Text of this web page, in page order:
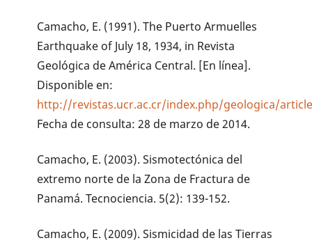
Camacho, E. (1991). The Puerto Armuelles
Earthquake of July 18, 1934, in Revista
Geológica de América Central. [En línea].
Disponible en:
http://revistas.ucr.ac.cr/index.php/geologica/
Fecha de consulta: 28 de marzo de 2014.
Camacho, E. (2003). Sismotectónica del
extremo norte de la Zona de Fractura de
Panamá. Tecnociencia. 5(2): 139-152.
Camacho, E. (2009). Sismicidad de las Tierras